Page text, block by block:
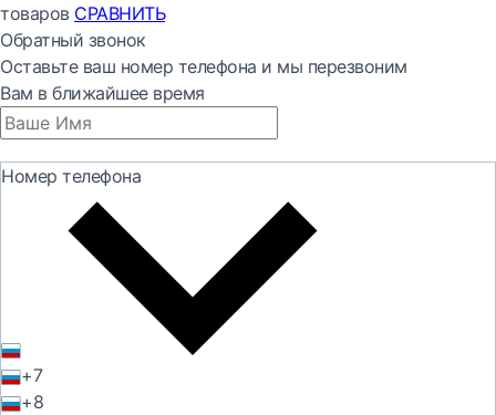
товаров СРАВНИТЬ
Обратный звонок
Оставьте ваш номер телефона и мы перезвоним
Вам в ближайшее время
Номер телефона
+7
+8